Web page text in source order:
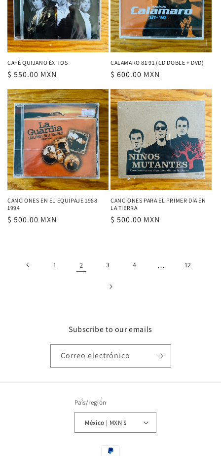
CAFÉ QUIJANO ÉXITOS
Precio
$ 550.00 MXN
CALAMARO 81 91 (CD DOBLE + DVD)
Precio
$ 600.00 MXN
CANCIONES EN EL EQUIPAJE 1988
1994
Precio
$ 500.00 MXN
CANCIONES PARA EL PRIMER DÍA EN
LA TIERRA
Precio
$ 500.00 MXN
1 2 3 4 … 12
Subscribe to our emails
Correo electrónico
País/región
México | MXN $
Formas